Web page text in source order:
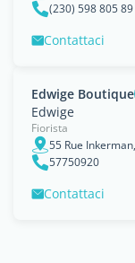
(230) 598 805 89
Contattaci
Edwige Boutique
Edwige
Fiorista
55 Rue
57750920
Contattaci